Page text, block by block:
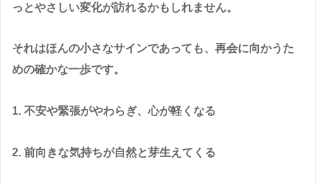
っとやさしい変化が訪れるかもしれません。
それはほんの小さなサインであっても、再会に向かうた
めの確かな一歩です。
1. 不安や緊張がやわらぎ、心が軽くなる
2. 前向きな気持ちが自然と芽生えてくる